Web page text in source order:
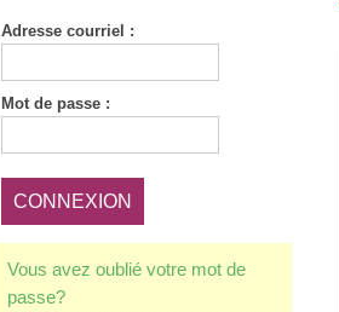
Adresse courriel :
Mot de passe :
Vous avez oublié votre mot de
passe?